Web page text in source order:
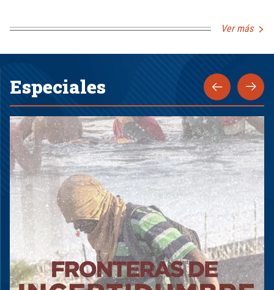
Ver más
Especiales